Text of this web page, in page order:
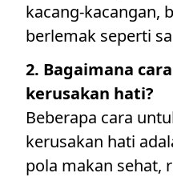
kacang-kacangan,
berlemak seperti
2. Bagaimana
kerusakan hati?
Beberapa cara
kerusakan hati
pola makan sehat,